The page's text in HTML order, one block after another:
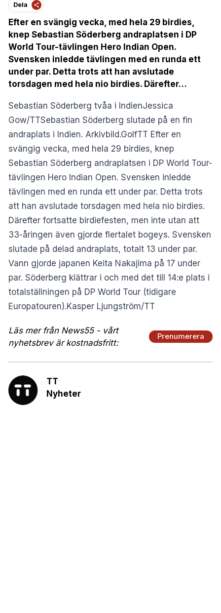
Dela
Efter en svängig vecka, med hela 29 birdies,
knep Sebastian Söderberg andraplatsen i DP
World Tour-tävlingen Hero Indian Open.
Svensken inledde tävlingen med en runda ett
under par. Detta trots att han avslutade
torsdagen med hela nio birdies. Därefter…
Sebastian Söderberg tvåa i IndienJessica
Gow/TTSebastian Söderberg slutade på en fin
andraplats i Indien. Arkivbild.GolfTT Efter en
svängig vecka, med hela 29 birdies, knep
Sebastian Söderberg andraplatsen i DP World Tour-
tävlingen Hero Indian Open. Svensken inledde
tävlingen med en runda ett under par. Detta trots
att han avslutade torsdagen med hela nio birdies.
Därefter fortsatte birdiefesten, men inte utan att
33-åringen även gjorde flertalet bogeys. Svensken
slutade på delad andraplats, totalt 13 under par.
Vann gjorde japanen Keita Nakajima på 17 under
par. Söderberg klättrar i och med det till 14:e plats i
totalställningen på DP World Tour (tidigare
Europatouren).Kasper Ljungström/TT
Läs mer från News55 - vårt
nyhetsbrev är kostnadsfritt:
Prenumerera
TT
Nyheter